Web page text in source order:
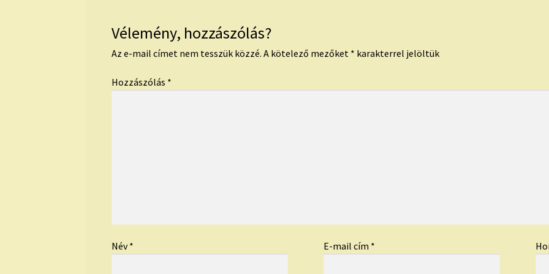
Vélemény, hozzászólás?
Az e-mail címet nem tesszük közzé. A kötelező mezőket * karakterrel jelöltük
Hozzászólás *
Név* E-mail cím *